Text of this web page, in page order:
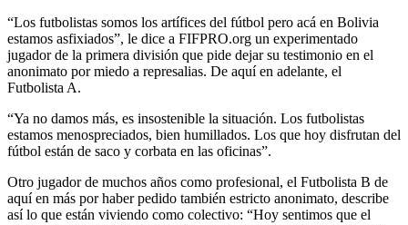
“Los futbolistas somos los artífices del fútbol pero acá en Bolivia
estamos asfixiados”, le dice a FIFPRO.org un experimentado
jugador de la primera división que pide dejar su testimonio en el
anonimato por miedo a represalias. De aquí en adelante, el
Futbolista A.
“Ya no damos más, es insostenible la situación. Los futbolistas
estamos menospreciados, bien humillados. Los que hoy disfrutan del
fútbol están de saco y corbata en las oficinas”.
Otro jugador de muchos años como profesional, el Futbolista B de
aquí en más por haber pedido también estricto anonimato, describe
así lo que están viviendo como colectivo: “Hoy sentimos que el